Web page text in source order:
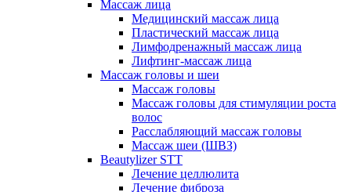
Массаж лица
Медицинский массаж лица
Пластический массаж лица
Лимфодренажный массаж лица
Лифтинг-массаж лица
Массаж головы и шеи
Массаж головы
Массаж головы для стимуляции роста
волос
Расслабляющий массаж головы
Массаж шеи (ШВЗ)
Beautylizer STT
Лечение целлюлита
Лечение фиброза